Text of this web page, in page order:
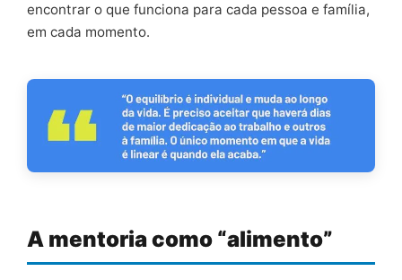
encontrar o que funciona para cada pessoa e família,
em cada momento.
A mentoria como “alimento”